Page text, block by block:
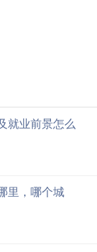
就业前景怎么
里，哪个城